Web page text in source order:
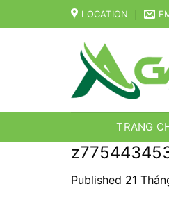
to
LOCATION
TRANG
Published 21